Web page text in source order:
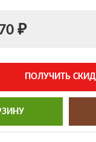
₽
ПОЛУЧИТЬ